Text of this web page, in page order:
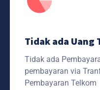
Tidak ada Uang
Tidak ada
pembayaran via
Pembayaran Telkom